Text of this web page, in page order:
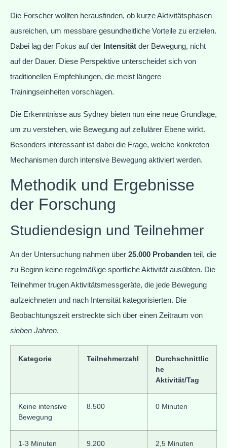
Die Forscher wollten herausfinden, ob kurze Aktivitätsphasen
ausreichen, um messbare gesundheitliche Vorteile zu erzielen.
Dabei lag der Fokus auf der Intensität der Bewegung, nicht
auf der Dauer. Diese Perspektive unterscheidet sich von
traditionellen Empfehlungen, die meist längere
Trainingseinheiten vorschlagen.
Die Erkenntnisse aus Sydney bieten nun eine neue Grundlage,
um zu verstehen, wie Bewegung auf zellulärer Ebene wirkt.
Besonders interessant ist dabei die Frage, welche konkreten
Mechanismen durch intensive Bewegung aktiviert werden.
Methodik und Ergebnisse
der Forschung
Studiendesign und Teilnehmer
An der Untersuchung nahmen über 25.000 Probanden teil, die
zu Beginn keine regelmäßige sportliche Aktivität ausübten. Die
Teilnehmer trugen Aktivitätsmessgeräte, die jede Bewegung
aufzeichneten und nach Intensität kategorisierten. Die
Beobachtungszeit erstreckte sich über einen Zeitraum von
sieben Jahren.
Kategorie Teilnehmerzahl
Durchschnittlic
he
Aktivität/Tag
Keine intensive
Bewegung
8.500 0 Minuten
1-3 Minuten
9.200 2,5 Minuten